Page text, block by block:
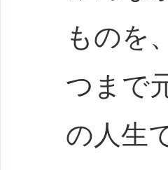
ものを
つまで
の人生